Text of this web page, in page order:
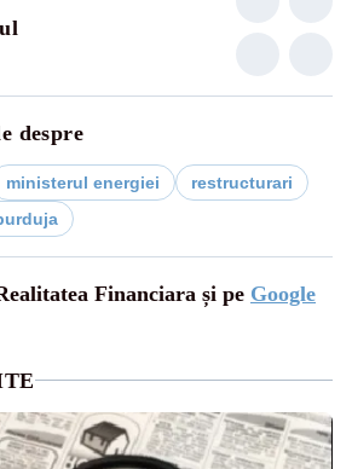
despre
ministerul energiei
restructurari
Financiara și pe Google